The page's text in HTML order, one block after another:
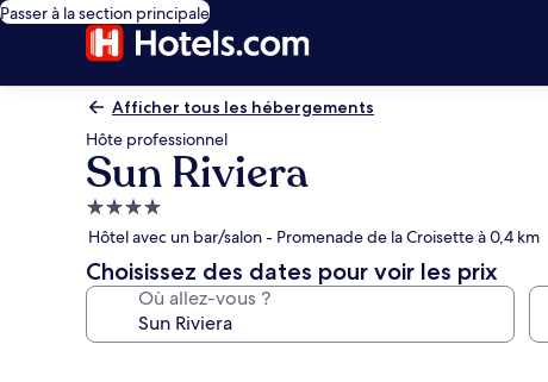
Passer à la section principale
Afficher tous les hébergements
Hôte professionnel
Sun Riviera
Hébergement
4.0 étoiles
Hôtel avec un bar/salon - Promenade de la Croisette à 0,4 km
Choisissez des dates pour voir les prix
Où allez-vous ?